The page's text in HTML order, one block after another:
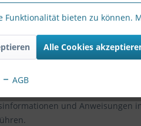
und Anweisungen
Funktionalität bieten zu können.
Alle Cookies
AGB